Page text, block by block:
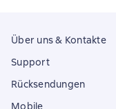
Über uns & Kontakte
Support
Rücksendungen
Mobile